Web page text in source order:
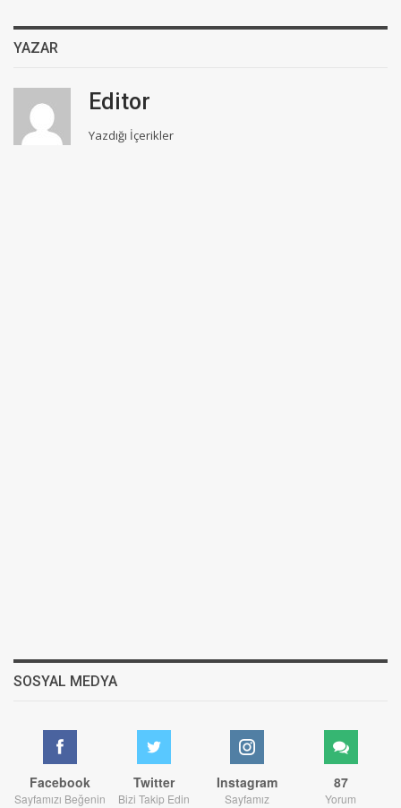
YAZAR
Editor
Yazdığı İçerikler
SOSYAL MEDYA
Facebook
Sayfamızı Beğenin
Twitter
Bizi Takip Edin
Instagram
Sayfamız
87
Yorum